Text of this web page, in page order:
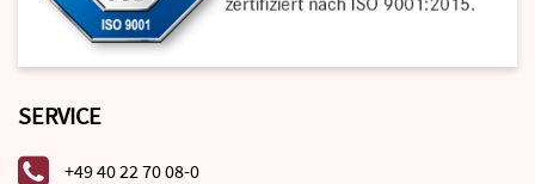
SERVICE
+49 40 22 70 08-0